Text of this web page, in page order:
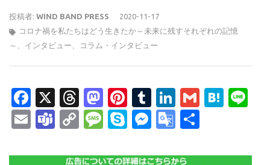
投稿者: WIND BAND PRESS
2020-11-17
コロナ禍を私たちはどう生きたか～未来に残すそれぞれの記憶
～
インタビュー コラム・インタビュー
Facebook
X Threads
Mastodon
Pinterest
Tumblr
LinkedIn
Gmail
EmailTeams
CopyMessage
SkypeMessenger
Google